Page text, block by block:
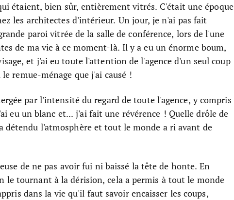
étaient, bien sûr, entièrement vitrés. C'était une époque
les architectes d'intérieur. Un jour, je n'ai pas fait
paroi vitrée de la salle de conférence, lors de l'une
de ma vie à ce moment-là. Il y a eu un énorme boum,
et j'ai eu toute l'attention de l'agence d'un seul coup
remue-ménage que j'ai causé !
par l'intensité du regard de toute l'agence, y compris
eu un blanc et... j'ai fait une révérence ! Quelle drôle de
détendu l'atmosphère et tout le monde a ri avant de
de ne pas avoir fui ni baissé la tête de honte. En
le tournant à la dérision, cela a permis à tout le monde
dans la vie qu'il faut savoir encaisser les coups,